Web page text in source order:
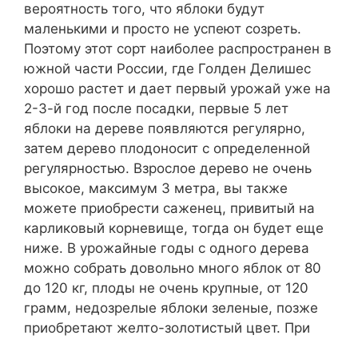
вероятность того, что яблоки будут
маленькими и просто не успеют созреть.
Поэтому этот сорт наиболее распространен в
южной части России, где Голден Делишес
хорошо растет и дает первый урожай уже на
2-3-й год после посадки, первые 5 лет
яблоки на дереве появляются регулярно,
затем дерево плодоносит с определенной
регулярностью. Взрослое дерево не очень
высокое, максимум 3 метра, вы также
можете приобрести саженец, привитый на
карликовый корневище, тогда он будет еще
ниже. В урожайные годы с одного дерева
можно собрать довольно много яблок от 80
до 120 кг, плоды не очень крупные, от 120
грамм, недозрелые яблоки зеленые, позже
приобретают желто-золотистый цвет. При